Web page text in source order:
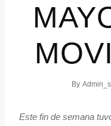
By
Este fin de semana